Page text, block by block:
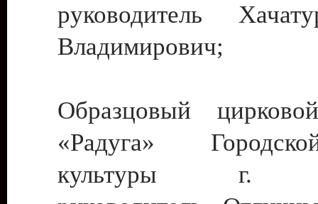
руководитель
Владимирович;
Образцовый
«Радуга»
культуры г.